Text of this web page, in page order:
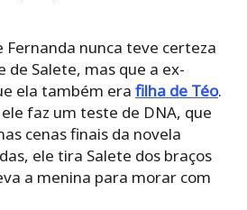
Fernanda nunca teve certeza
de Salete, mas que a ex-
ela também era filha de Téo.
faz um teste de DNA, que
cenas finais da novela
ele tira Salete dos braços
a menina para morar com